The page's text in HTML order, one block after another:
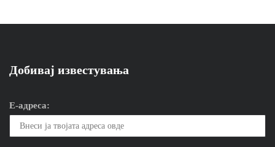
Добивај известувања
Е-адреса: